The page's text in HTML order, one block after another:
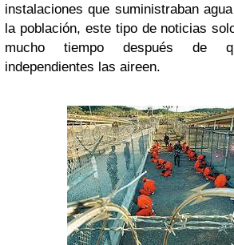
instalaciones que suministraban
la población, este tipo de noticias
mucho tiempo después de
independientes las aireen.